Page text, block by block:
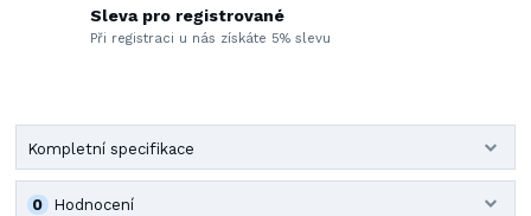
Sleva pro registrované
Při registraci u nás získáte 5% slevu
Kompletní specifikace
Hodnocení
0